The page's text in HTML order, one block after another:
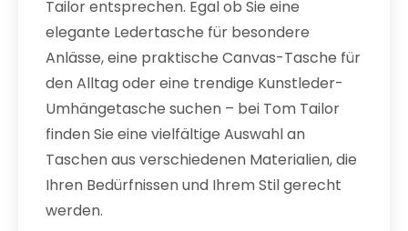
Tailor entsprechen. Egal ob Sie eine
elegante Ledertasche für besondere
Anlässe, eine praktische Canvas-Tasche für
den Alltag oder eine trendige Kunstleder-
Umhängetasche suchen – bei Tom Tailor
finden Sie eine vielfältige Auswahl an
Taschen aus verschiedenen Materialien, die
Ihren Bedürfnissen und Ihrem Stil gerecht
werden.